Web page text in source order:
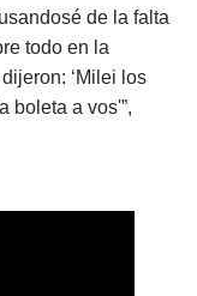
de la falta
todo en la
‘Milei los
boleta a vos'”,